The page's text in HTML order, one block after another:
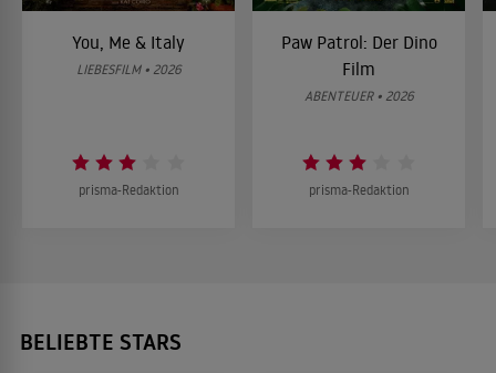
You, Me & Italy
LIEBESFILM • 2026
prisma-Redaktion
Paw Patrol: Der Dino
Film
ABENTEUER • 2026
prisma-Redaktion
BELIEBTE STARS